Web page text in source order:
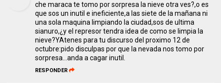
che maraca te tomo por sorpresa la nieve otra ves?,o es
que sos un inutil e ineficiente,a las siete de la mañana ni
una sola maquina limpiando la ciudad,sos de ultima
sianuro,¿y el represor tendra idea de como se limpia la
nieve?YAtenes para tu discurso del proximo 12 de
octubre:pido disculpas por que la nevada nos tomo por
sorpresa...anda a cagar inutil.
RESPONDER